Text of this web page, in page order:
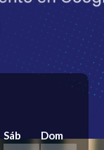
Sáb Dom